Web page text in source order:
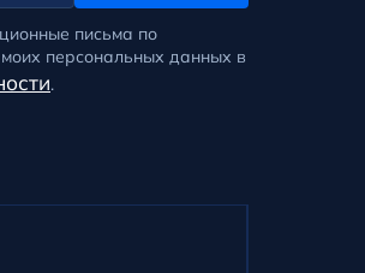
письма по
персональных данных в
.